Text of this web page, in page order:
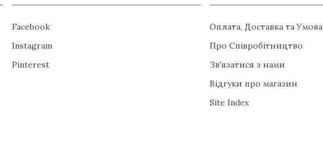
Facebook
Instagram
Pinterest
Оплата, Доставка та Умова
Про Співробітництво
Зв'язатися з нами
Відгуки про магазин
Site Index